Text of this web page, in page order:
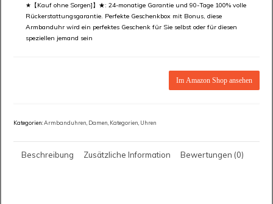
★【Kauf ohne Sorgen]】★: 24-monatige Garantie und 90-Tage 100% volle
Rückerstattungsgarantie. Perfekte Geschenkbox mit Bonus, diese
Armbanduhr wird ein perfektes Geschenk für Sie selbst oder für diesen
speziellen jemand sein
Im Amazon Shop ansehen
Kategorien:Armbanduhren Damen Kategorien Uhren
Beschreibung Zusätzliche Information Bewertungen (0)